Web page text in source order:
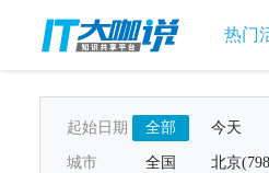
热门
起始日期 全部 今天
城市 全国 北京